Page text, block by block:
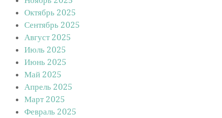
Октябрь 2025
Сентябрь 2025
Август 2025
Июль 2025
Июнь 2025
Май 2025
Апрель 2025
Март 2025
Февраль 2025